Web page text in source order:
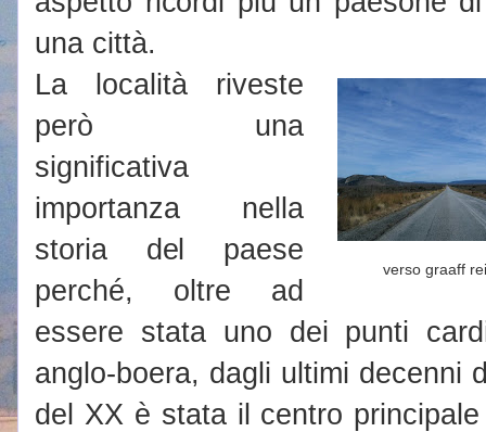
una città.
verso graaff
La località riveste
però una
significativa
importanza nella
storia del paese
perché, oltre ad
essere stata uno dei punti
anglo-boera, dagli ultimi decenni
del XX è stata il centro